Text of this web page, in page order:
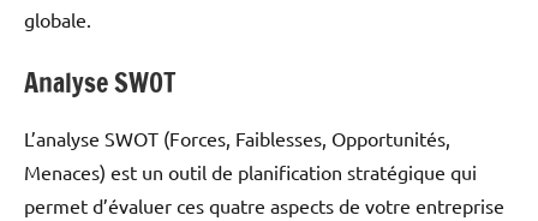
globale.
Analyse SWOT
L’analyse SWOT (Forces, Faiblesses, Opportunités,
Menaces) est un outil de planification stratégique qui
permet d’évaluer ces quatre aspects de votre entreprise